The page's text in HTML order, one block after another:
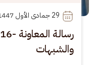
29
والشبهات